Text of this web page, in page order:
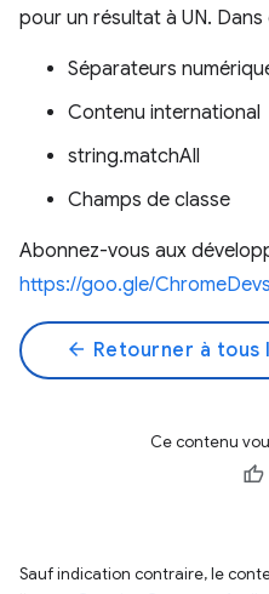
pour un résultat à UN.
Séparateurs
Contenu international
string.matchAll
Champs de classe
Abonnez-vous aux
https://goo.gle/ChromeDevs
arrow_back Retourner à tous
Ce contenu
Sauf indication contraire, le